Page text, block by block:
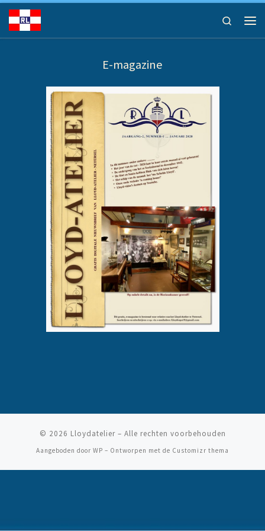
Ga naar inhoud
Search
E-magazine
© 2026 Lloydatelier– Alle rechten voorbehouden
Aangeboden door WP – Ontworpen met de Customizr thema